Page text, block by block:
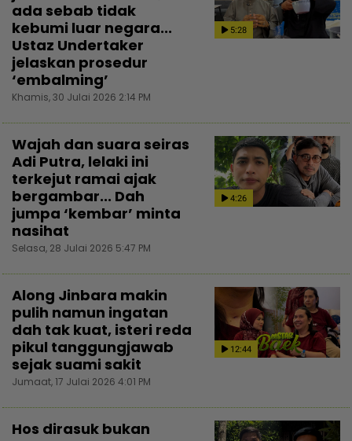
5:28
ada sebab tidak
kebumi luar negara...
Ustaz Undertaker
jelaskan prosedur
‘embalming’
Khamis, 30 Julai 2026 2:14 PM
4:26
Wajah dan suara seiras
Adi Putra, lelaki ini
terkejut ramai ajak
bergambar... Dah
jumpa ‘kembar’ minta
nasihat
Selasa, 28 Julai 2026 5:47 PM
12:44
Along Jinbara makin
pulih namun ingatan
dah tak kuat, isteri reda
pikul tanggungjawab
sejak suami sakit
Jumaat, 17 Julai 2026 4:01 PM
Hos dirasuk bukan